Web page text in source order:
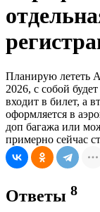
Планирую лететь
2026, с собой
входит в билет, а
оформляется в
доп багажа или
примерно сейчас
Ответы 8